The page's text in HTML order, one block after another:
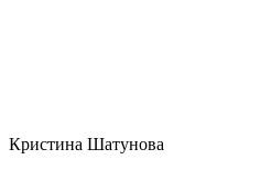
Кристина Шатунова